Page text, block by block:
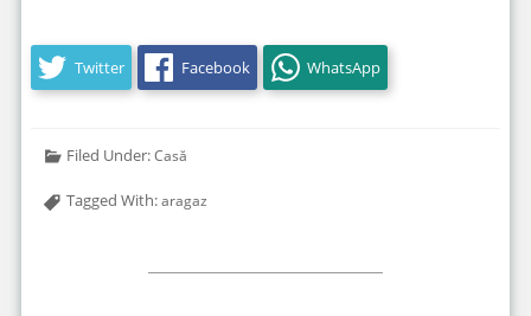
Twitter Facebook WhatsApp
Filed Under:Casă
Tagged With:aragaz